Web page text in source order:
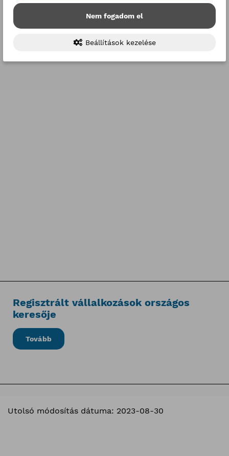
Regisztrált vállalkozások országos
keresője
Tovább
Utolsó módosítás dátuma: 2023-08-30
Nem fogadom el
Beállítások kezelése